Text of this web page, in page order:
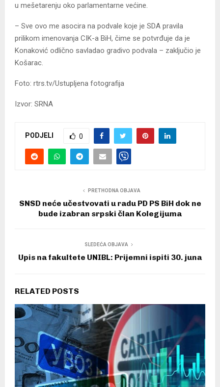
u mešetarenju oko parlamentarne većine.
– Sve ovo me asocira na podvale koje je SDA pravila
prilikom imenovanja CIK-a BiH, čime se potvrđuje da je
Konaković odlično savladao gradivo podvala – zaključio je
Košarac.
Foto: rtrs.tv/Ustupljena fotografija
Izvor: SRNA
PODJELI 0
PRETHODNA OBJAVA
SNSD neće učestvovati u radu PD PS BiH dok ne
bude izabran srpski član Kolegijuma
SLEDEĆA OBJAVA
Upis na fakultete UNIBL: Prijemni ispiti 30. juna
RELATED POSTS